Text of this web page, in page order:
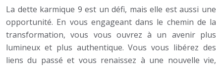
La dette karmique 9 est un défi, mais elle est aussi une
opportunité. En vous engageant dans le chemin de la
transformation, vous vous ouvrez à un avenir plus
lumineux et plus authentique. Vous vous libérez des
liens du passé et vous renaissez à une nouvelle vie,